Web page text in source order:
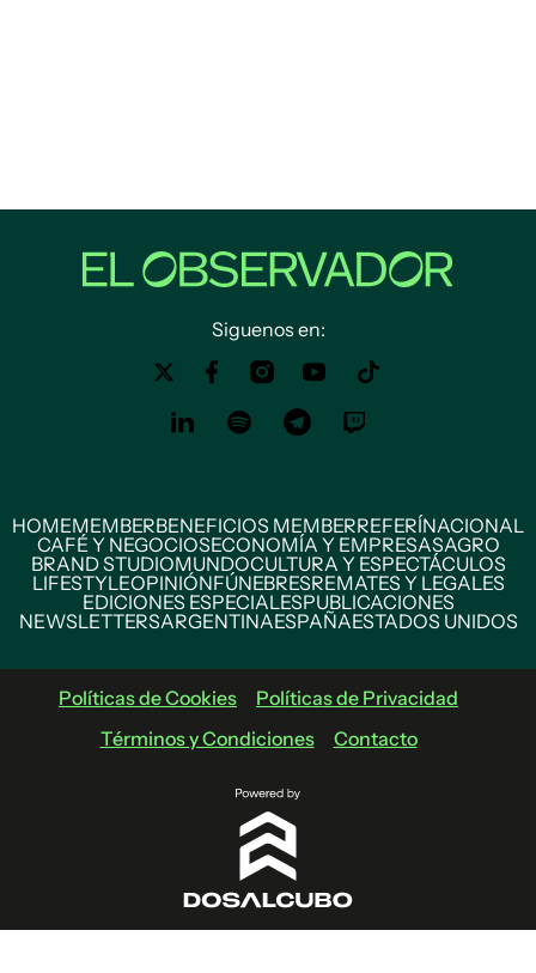
Siguenos en:
HOMEMEMBERBENEFICIOS MEMBERREFERÍNACIONAL
CAFÉ Y NEGOCIOSECONOMÍA Y EMPRESASAGRO
BRAND STUDIOMUNDOCULTURA Y ESPECTÁCULOS
LIFESTYLEOPINIÓNFÚNEBRESREMATES Y LEGALES
EDICIONES ESPECIALESPUBLICACIONES
NEWSLETTERSARGENTINAESPAÑAESTADOS UNIDOS
Políticas de Cookies
Políticas de Privacidad
Términos y Condiciones
Contacto